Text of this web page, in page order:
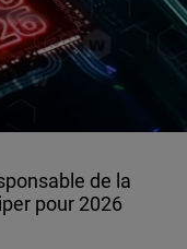
de la
pour 2026